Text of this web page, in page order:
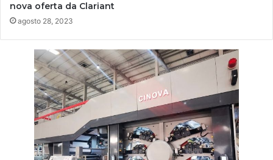
nova oferta da Clariant
agosto 28, 2023